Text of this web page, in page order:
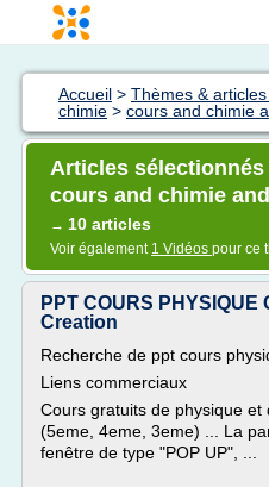
Accueil > Thèmes &
chimie > cours and chimie
Articles sélectionnés
cours and chimie
→ 10 articles
Voir également 1 Vidéos pour ce
PPT COURS PHYSIQUE
Creation
Recherche de ppt cours
Liens commerciaux
Cours gratuits de physique
(5eme, 4eme, 3eme) ... La
fenêtre de type "POP UP", ...